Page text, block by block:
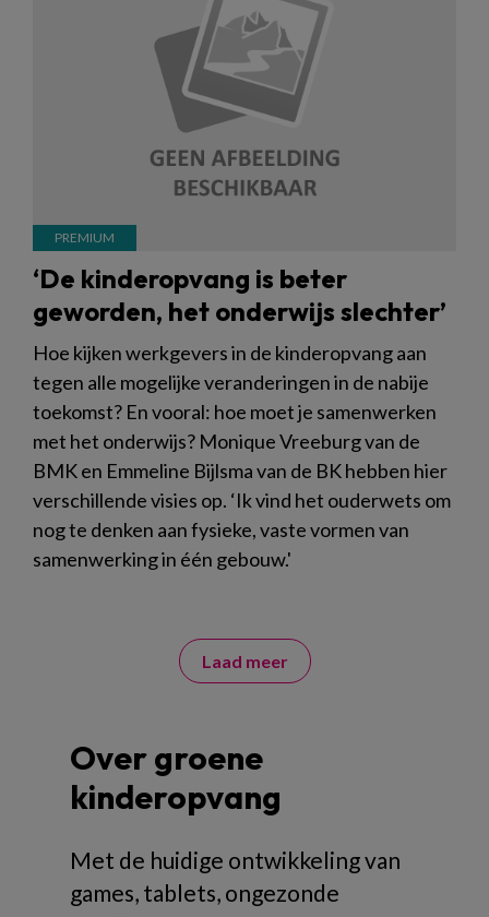
‘De kinderopvang is beter
geworden, het onderwijs slechter’
Hoe kijken werkgevers in de kinderopvang aan
tegen alle mogelijke veranderingen in de nabije
toekomst? En vooral: hoe moet je samenwerken
met het onderwijs? Monique Vreeburg van de
BMK en Emmeline Bijlsma van de BK hebben hier
verschillende visies op. ‘Ik vind het ouderwets om
nog te denken aan fysieke, vaste vormen van
samenwerking in één gebouw.'
Laad meer
Over groene
kinderopvang
Met de huidige ontwikkeling van
games, tablets, ongezonde